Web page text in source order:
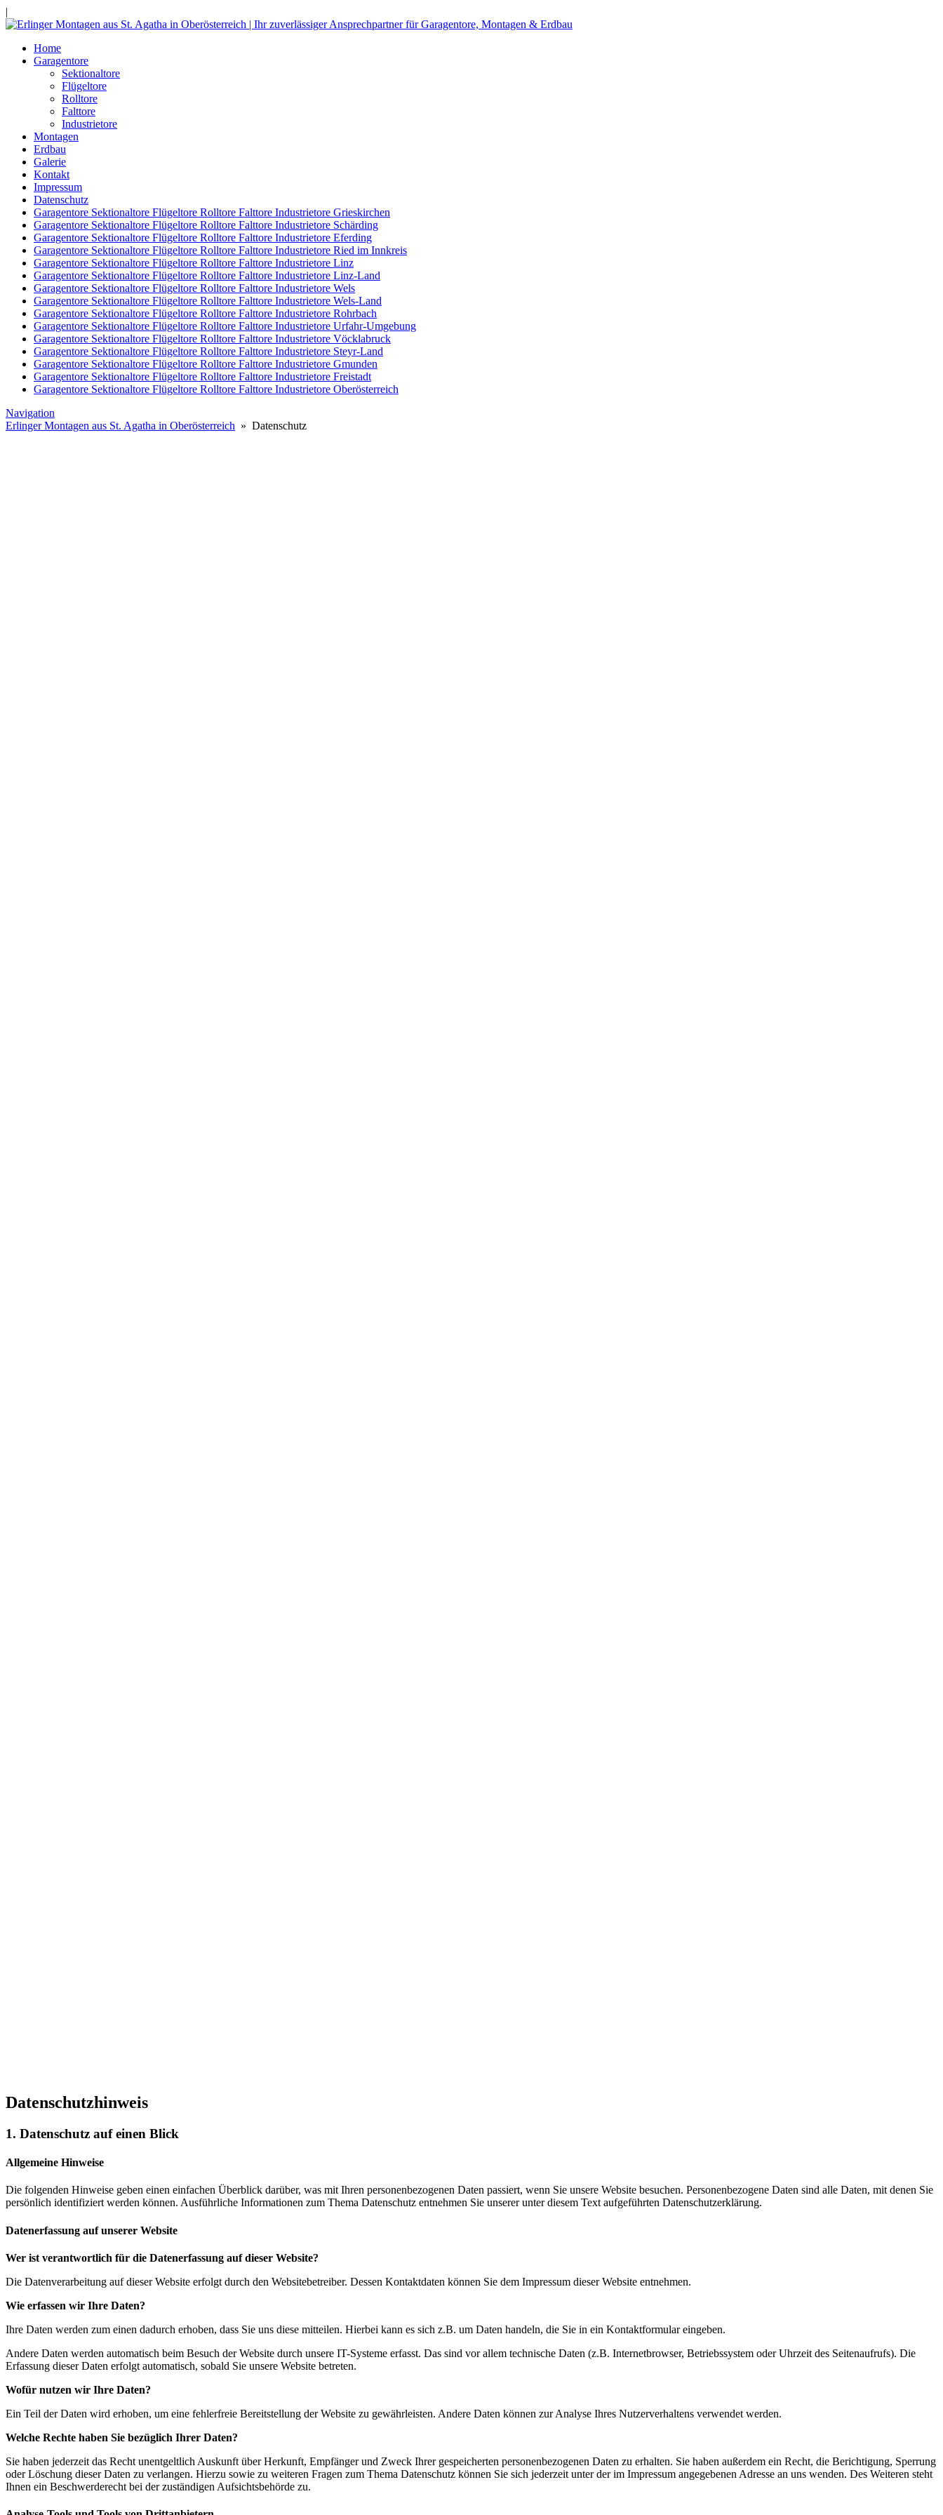
|
Home
Garagentore
Sektionaltore
Flügeltore
Rolltore
Falttore
Industrietore
Montagen
Erdbau
Galerie
Kontakt
Impressum
Datenschutz
Garagentore Sektionaltore Flügeltore Rolltore Falttore Industrietore Grieskirchen
Garagentore Sektionaltore Flügeltore Rolltore Falttore Industrietore Schärding
Garagentore Sektionaltore Flügeltore Rolltore Falttore Industrietore Eferding
Garagentore Sektionaltore Flügeltore Rolltore Falttore Industrietore Ried im Innkreis
Garagentore Sektionaltore Flügeltore Rolltore Falttore Industrietore Linz
Garagentore Sektionaltore Flügeltore Rolltore Falttore Industrietore Linz-Land
Garagentore Sektionaltore Flügeltore Rolltore Falttore Industrietore Wels
Garagentore Sektionaltore Flügeltore Rolltore Falttore Industrietore Wels-Land
Garagentore Sektionaltore Flügeltore Rolltore Falttore Industrietore Rohrbach
Garagentore Sektionaltore Flügeltore Rolltore Falttore Industrietore Urfahr-Umgebung
Garagentore Sektionaltore Flügeltore Rolltore Falttore Industrietore Vöcklabruck
Garagentore Sektionaltore Flügeltore Rolltore Falttore Industrietore Steyr-Land
Garagentore Sektionaltore Flügeltore Rolltore Falttore Industrietore Gmunden
Garagentore Sektionaltore Flügeltore Rolltore Falttore Industrietore Freistadt
Garagentore Sektionaltore Flügeltore Rolltore Falttore Industrietore Oberösterreich
Navigation
Erlinger Montagen aus St. Agatha in Oberösterreich » Datenschutz
Datenschutzhinweis
1. Datenschutz auf einen Blick
Allgemeine Hinweise
Die folgenden Hinweise geben einen einfachen Überblick darüber, was mit Ihren personenbezogenen Daten passiert, wenn Sie unsere Website besuchen. Personenbezogene Daten sind alle Daten, mit denen Sie
persönlich identifiziert werden können. Ausführliche Informationen zum Thema Datenschutz entnehmen Sie unserer unter diesem Text aufgeführten Datenschutzerklärung.
Datenerfassung auf unserer Website
Wer ist verantwortlich für die Datenerfassung auf dieser Website?
Die Datenverarbeitung auf dieser Website erfolgt durch den Websitebetreiber. Dessen Kontaktdaten können Sie dem Impressum dieser Website entnehmen.
Wie erfassen wir Ihre Daten?
Ihre Daten werden zum einen dadurch erhoben, dass Sie uns diese mitteilen. Hierbei kann es sich z.B. um Daten handeln, die Sie in ein Kontaktformular eingeben.
Andere Daten werden automatisch beim Besuch der Website durch unsere IT-Systeme erfasst. Das sind vor allem technische Daten (z.B. Internetbrowser, Betriebssystem oder Uhrzeit des Seitenaufrufs). Die
Erfassung dieser Daten erfolgt automatisch, sobald Sie unsere Website betreten.
Wofür nutzen wir Ihre Daten?
Ein Teil der Daten wird erhoben, um eine fehlerfreie Bereitstellung der Website zu gewährleisten. Andere Daten können zur Analyse Ihres Nutzerverhaltens verwendet werden.
Welche Rechte haben Sie bezüglich Ihrer Daten?
Sie haben jederzeit das Recht unentgeltlich Auskunft über Herkunft, Empfänger und Zweck Ihrer gespeicherten personenbezogenen Daten zu erhalten. Sie haben außerdem ein Recht, die Berichtigung, Sperrung
oder Löschung dieser Daten zu verlangen. Hierzu sowie zu weiteren Fragen zum Thema Datenschutz können Sie sich jederzeit unter der im Impressum angegebenen Adresse an uns wenden. Des Weiteren steht
Ihnen ein Beschwerderecht bei der zuständigen Aufsichtsbehörde zu.